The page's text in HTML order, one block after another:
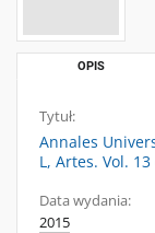
OPIS
Tytuł:
Annales
L, Artes. Vol. 13
Data wydania:
2015